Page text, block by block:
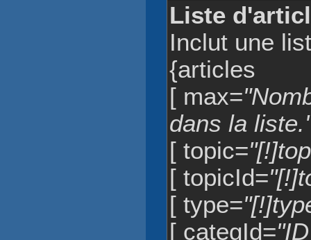
Liste
Inclut une
{articles
[ max=
dans la
[ topic=
[ topicId=
[ type=
[ categId=